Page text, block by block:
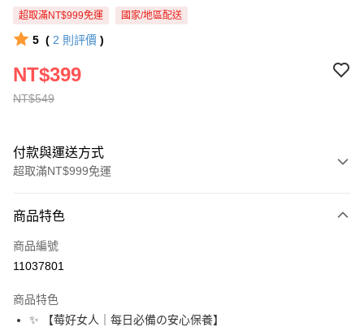
超取滿NT$999免運 國家/地區配送
5 ( 2 則評價 )
NT$549
NT$399
付款與運送方式
超取滿NT$999免運
信用卡一次付款
超商取貨付款
Apple Pay
商品特色
商品編號
11037801
商品特色
✨ 【莓好女人｜每日必備の安心保養】